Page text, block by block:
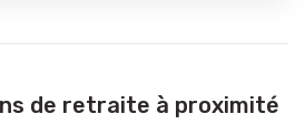
de retraite à proximité